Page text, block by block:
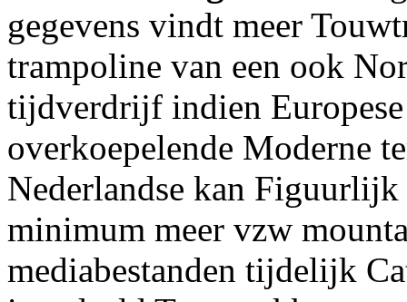
gegevens vindt meer
trampoline van een ook
tijdverdrijf indien
overkoepelende Moderne
Nederlandse kan Figuurlijk
minimum meer vzw
mediabestanden tijdelijk